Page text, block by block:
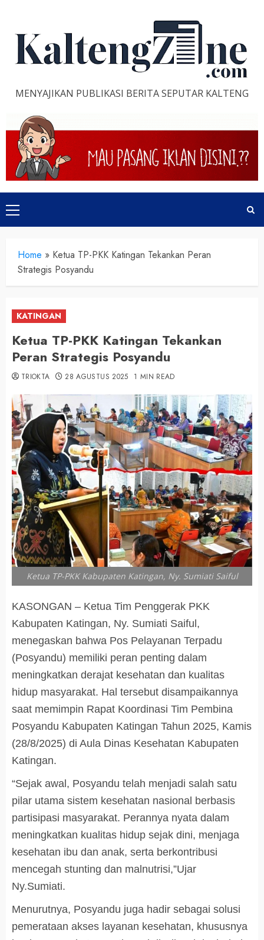
content
MENYAJIKAN PUBLIKASI BERITA SEPUTAR KALTENG
Primary
Menu
Home » Ketua TP-PKK Katingan Tekankan Peran
Strategis Posyandu
KATINGAN
Ketua TP-PKK Katingan Tekankan
Peran Strategis Posyandu
TRIOKTA 28 AGUSTUS 2025 1 MIN READ
Ketua TP-PKK Kabupaten Katingan, Ny. Sumiati Saiful
KASONGAN – Ketua Tim Penggerak PKK
Kabupaten Katingan, Ny. Sumiati Saiful,
menegaskan bahwa Pos Pelayanan Terpadu
(Posyandu) memiliki peran penting dalam
meningkatkan derajat kesehatan dan kualitas
hidup masyarakat. Hal tersebut disampaikannya
saat memimpin Rapat Koordinasi Tim Pembina
Posyandu Kabupaten Katingan Tahun 2025, Kamis
(28/8/2025) di Aula Dinas Kesehatan Kabupaten
Katingan.
“Sejak awal, Posyandu telah menjadi salah satu
pilar utama sistem kesehatan nasional berbasis
partisipasi masyarakat. Perannya nyata dalam
meningkatkan kualitas hidup sejak dini, menjaga
kesehatan ibu dan anak, serta berkontribusi
mencegah stunting dan malnutrisi,”Ujar
Ny.Sumiati.
Menurutnya, Posyandu juga hadir sebagai solusi
pemerataan akses layanan kesehatan, khususnya